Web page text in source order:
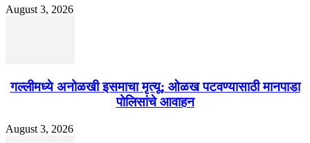
August 3, 2026
गल्लीमध्ये अनोळखी इसमाचा मृत्यू; ओळख पटवण्यासाठी मानपाडा
पोलिसांचे आवाहन
August 3, 2026